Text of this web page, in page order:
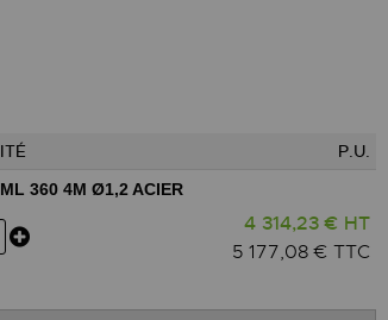
P.U.
360 4M Ø1,2 ACIER
4 314,23 € HT
5 177,08 € TTC